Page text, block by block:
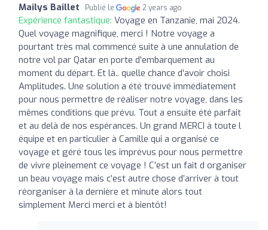
Mailys Baillet Publié le 2 years ago
Expérience fantastique: Voyage en Tanzanie, mai 2024.
Quel voyage magnifique, merci ! Notre voyage a
pourtant très mal commencé suite à une annulation de
notre vol par Qatar en porte d’embarquement au
moment du départ. Et là.. quelle chance d’avoir choisi
Amplitudes. Une solution a été trouvé immédiatement
pour nous permettre de réaliser notre voyage, dans les
mêmes conditions que prévu. Tout a ensuite été parfait
et au delà de nos espérances. Un grand MERCI à toute l
équipe et en particulier à Camille qui a organisé ce
voyage et géré tous les imprévus pour nous permettre
de vivre pleinement ce voyage ! C’est un fait d organiser
un beau voyage mais c’est autre chose d’arriver à tout
réorganiser à la dernière et minute alors tout
simplement Merci merci et à bientôt!